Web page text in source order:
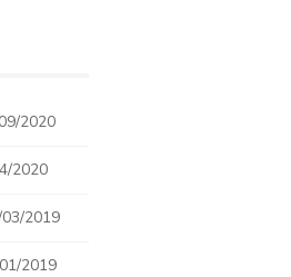
2020
2020
2019
2019